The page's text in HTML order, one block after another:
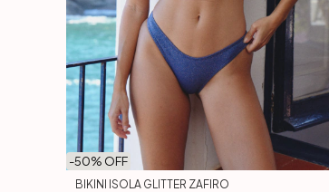
-50% OFF
BIKINI ISOLA GLITTER ZAFIRO